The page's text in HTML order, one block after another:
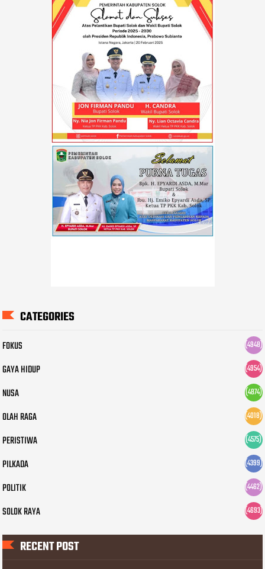
CATEGORIES
FOKUS (4948)
GAYA HIDUP (4954)
NUSA (4874)
OLAH RAGA (4018)
PERISTIWA (4575)
PILKADA (4399)
POLITIK (4462)
SOLOK RAYA (4693)
RECENT POST